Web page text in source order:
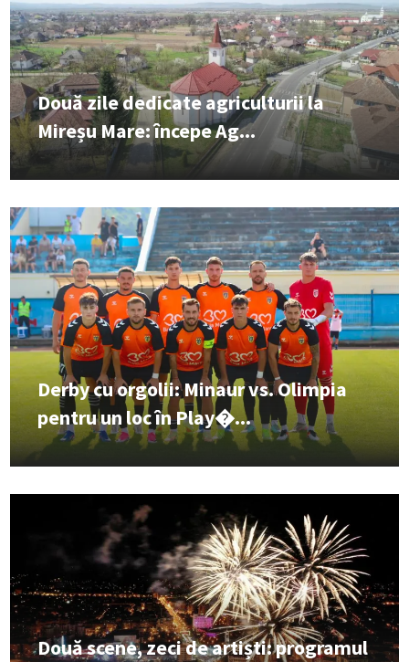
Două zile dedicate agriculturii la
Mireșu Mare: începe Ag...
Derby cu orgolii: Minaur vs. Olimpia
pentru un loc în Play�...
Două scene, zeci de artiști: programul